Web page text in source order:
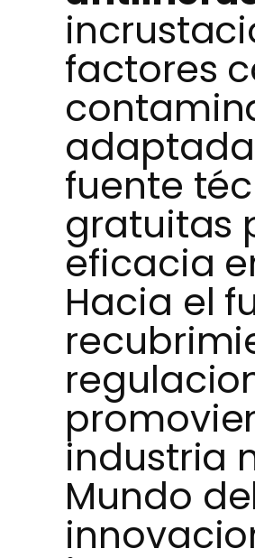
factores
fuente
gratuitas
eficacia
Hacia el
industria
Mundo